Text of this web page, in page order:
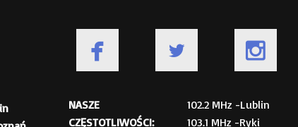
NASZE
CZĘSTOTLIWOŚCI:
102.2 MHz -Lublin
103.1 MHz -Ryki